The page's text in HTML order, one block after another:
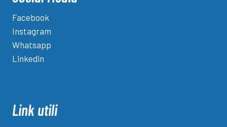
Facebook
Instagram
Whatsapp
Linkedin
Link utili